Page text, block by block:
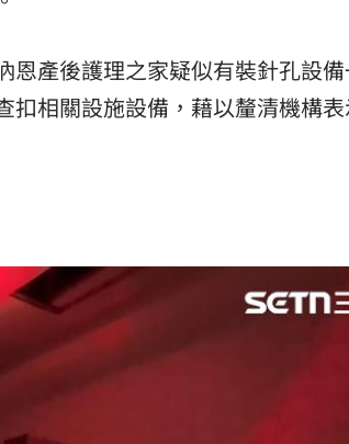
產後護理之家疑似有裝針孔設
扣相關設施設備，藉以釐清機構